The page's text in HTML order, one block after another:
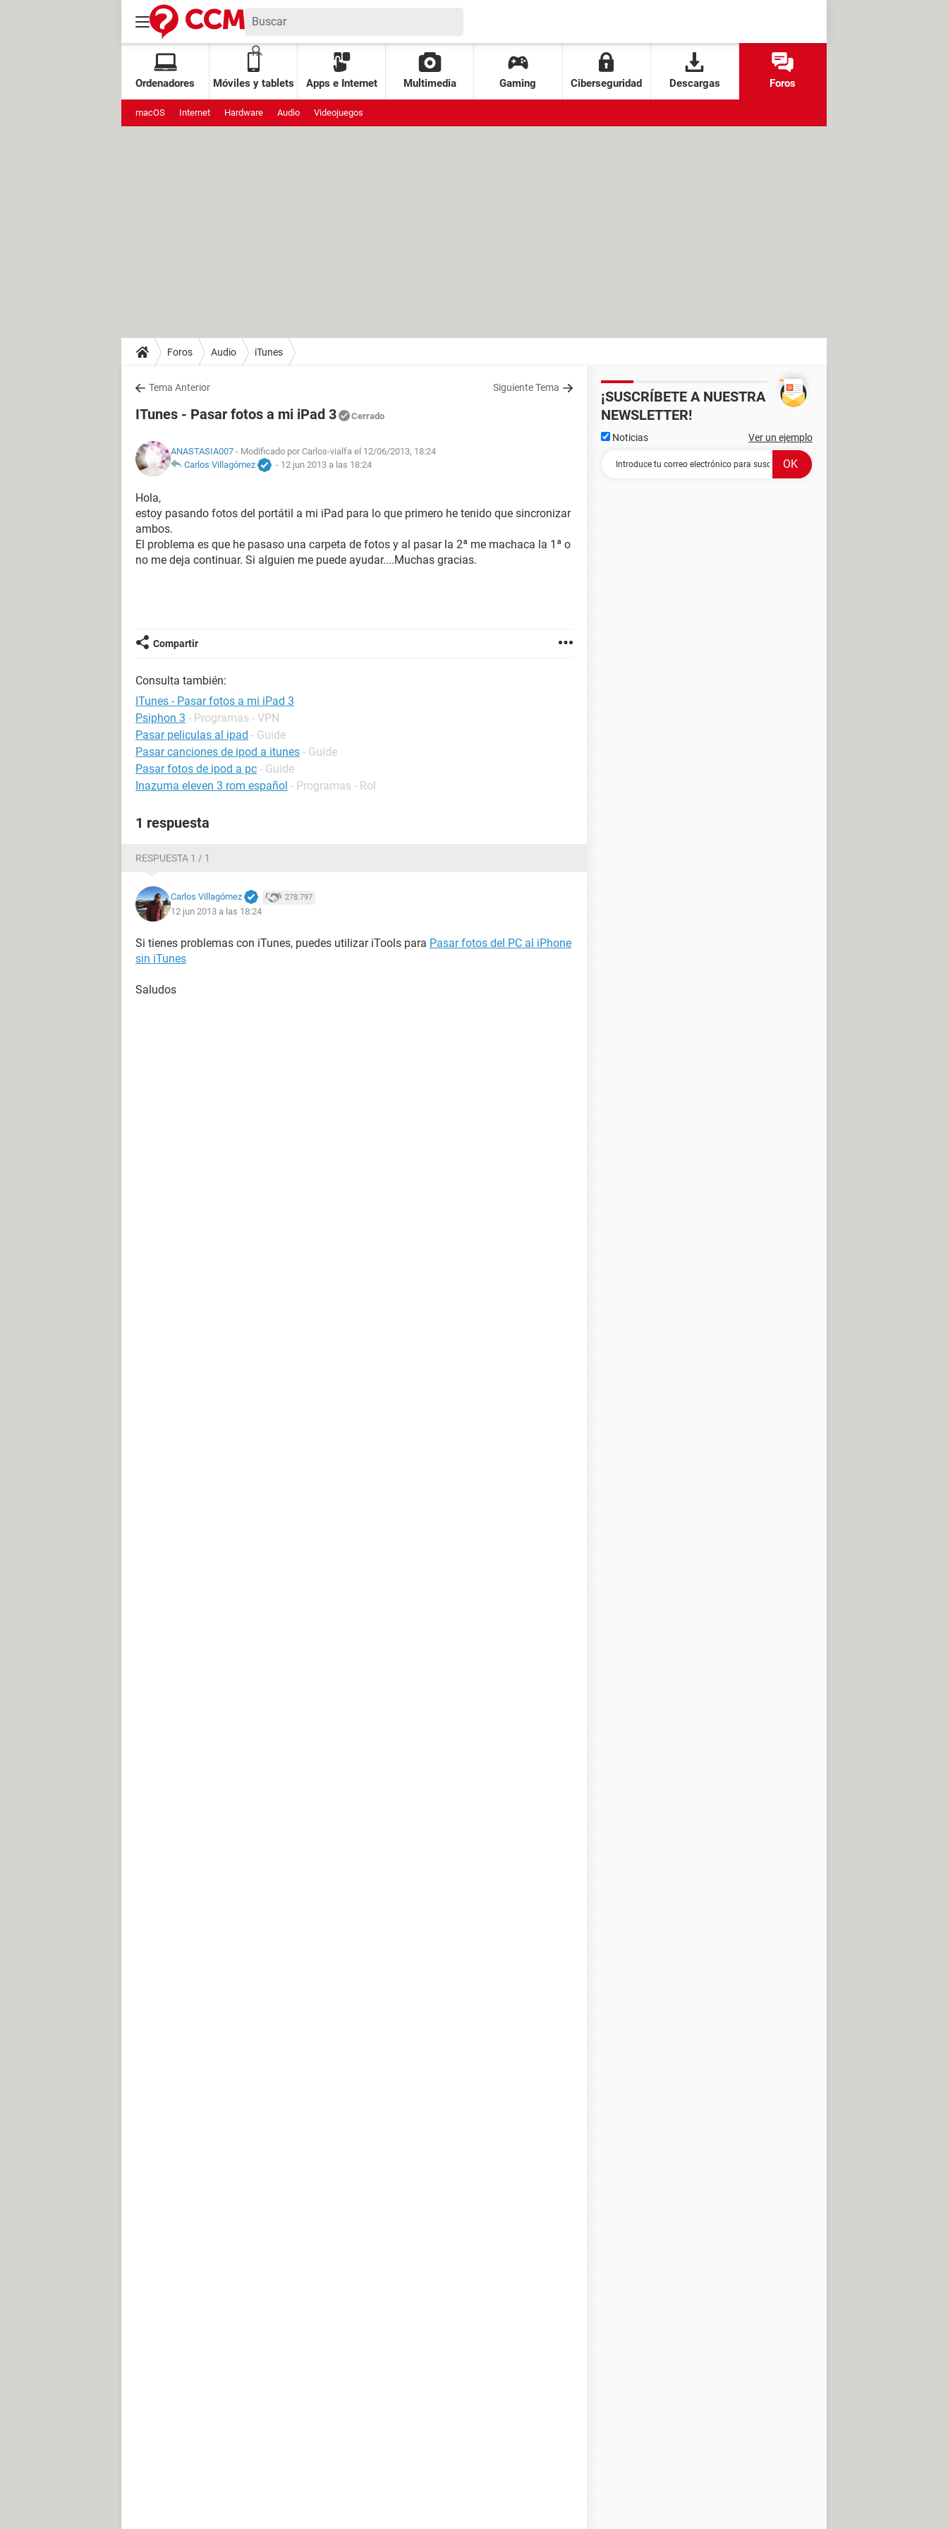
Ordenadores Móviles y tablets Apps e Internet Multimedia Gaming Ciberseguridad Descargas Foros
macOS Internet Hardware Audio Videojuegos
Foros Audio iTunes
Tema Anterior Siguiente Tema
ITunes - Pasar fotos a mi iPad 3 Cerrado
ANASTASIA007 - Modificado por Carlos-vialfa el 12/06/2013, 18:24
Carlos Villagómez
- 12 jun 2013 a las 18:24
Hola,
estoy pasando fotos del portátil a mi iPad para lo que primero he tenido que sincronizar
ambos.
El problema es que he pasaso una carpeta de fotos y al pasar la 2ª me machaca la 1ª o
no me deja continuar. Si alguien me puede ayudar....Muchas gracias.
Compartir
Consulta también:
ITunes - Pasar fotos a mi iPad 3
Psiphon 3 - Programas - VPN
Pasar peliculas al ipad - Guide
Pasar canciones de ipod a itunes - Guide
Pasar fotos de ipod a pc - Guide
Inazuma eleven 3 rom español - Programas - Rol
1 respuesta
RESPUESTA 1 / 1
Carlos Villagómez 278.797
12 jun 2013 a las 18:24
Si tienes problemas con iTunes, puedes utilizar iTools para Pasar fotos del PC al iPhone
sin iTunes
Saludos
¡SUSCRÍBETE A NUESTRA
NEWSLETTER!
Noticias Ver un ejemplo